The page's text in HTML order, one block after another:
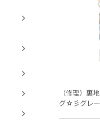
（修理）裏
グ☆彡グレ